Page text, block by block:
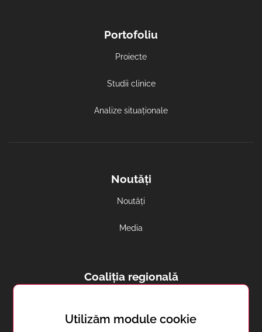
Portofoliu
Proiecte
Studii clinice
Analize situaționale
Noutăți
Noutăți
Media
Coaliția regională
Sănătatea reproductivă în Transnistria
Utilizăm module cookie